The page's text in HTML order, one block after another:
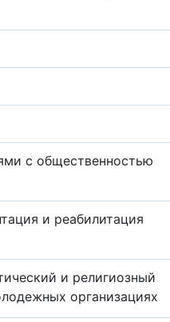
с общественностью
и реабилитация
и религиозный
организациях